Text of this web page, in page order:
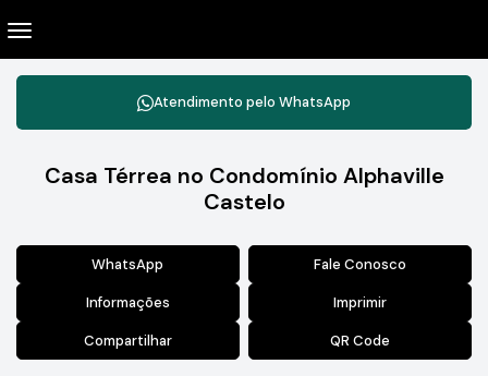
Atendimento pelo WhatsApp
Casa Térrea no Condomínio Alphaville
Castelo
WhatsApp Fale Conosco
Informações Imprimir
Compartilhar QR Code